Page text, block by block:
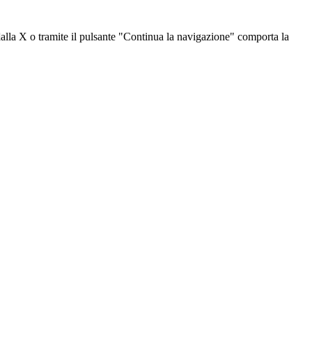
X o tramite il pulsante "Continua la navigazione" comporta la